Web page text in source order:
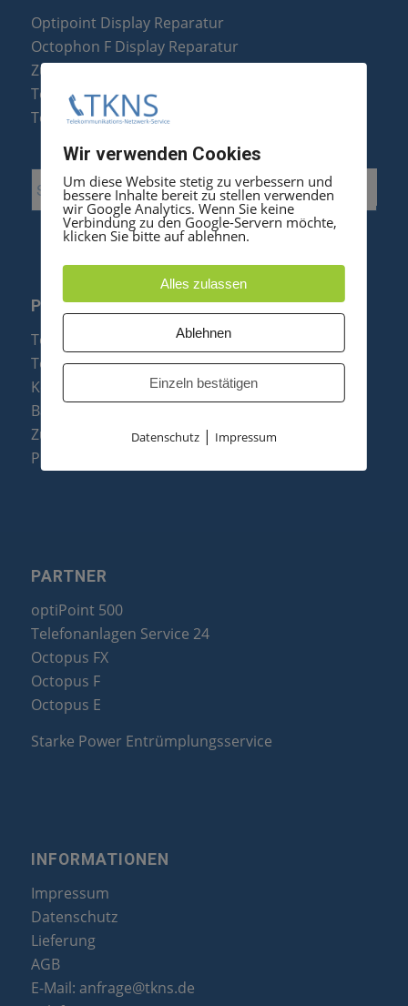
Optipoint Display Reparatur
Octophon F Display Reparatur
Zubehör & Ersatzteile
Telefonanlagen Optimierung
Telefonanlagen Erweiterung
PRODUKTE
Telefonanlagen
Telefone
Konftel Konferenztelefone
Baugruppen
Zubehör & Ersatzteile
Produktzusammenfassung
PARTNER
optiPoint 500
Telefonanlagen Service 24
Octopus FX
Octopus F
Octopus E
Starke Power Entrümplungsservice
INFORMATIONEN
Impressum
Datenschutz
Lieferung
AGB
E-Mail: anfrage@tkns.de
Wir verwenden Cookies
Um diese Website stetig zu verbessern und
bessere Inhalte bereit zu stellen verwenden
wir Google Analytics. Wenn Sie keine
Verbindung zu den Google-Servern möchte,
klicken Sie bitte auf ablehnen.
Alles zulassen
Ablehnen
Einzeln bestätigen
Datenschutz| Impressum